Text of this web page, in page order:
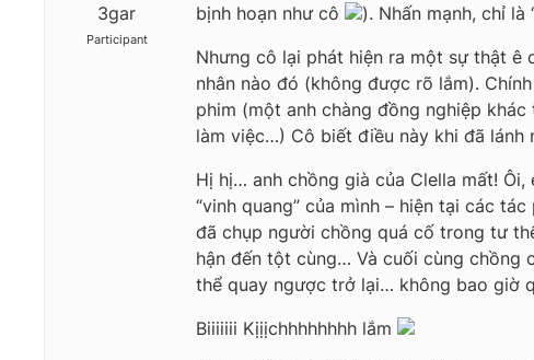
3gar
Participant
bịnh hoạn như cô
). Nhấn mạnh, chỉ
Nhưng cô lại phát hiện ra một sự thật
nhân nào đó (không được rõ lắm).
phim (một anh chàng đồng nghiệp
làm việc…) Cô biết điều này khi đã lánh
Hị hị… anh chồng già của Clella mất!
“vinh quang” của mình – hiện tại các
đã chụp người chồng quá cố trong tư
hận đến tột cùng… Và cuối cùng chồng
thể quay ngược trở lại… không bao giờ
Biiiiiii Kịịịchhhhhhhh lắm